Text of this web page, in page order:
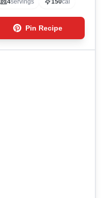
4servings 150cal
Pin Recipe